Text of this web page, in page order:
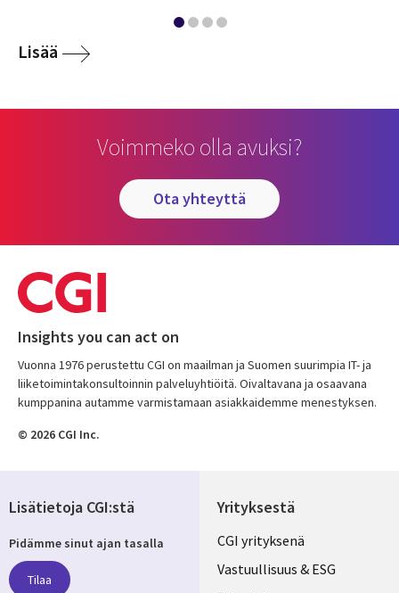
Lisää
Voimmeko olla avuksi?
ota yhteyttä
Insights you can act on
Vuonna 1976 perustettu CGI on maailman ja Suomen suurimpia IT- ja
liiketoimintakonsultoinnin palveluyhtiöitä. Oivaltavana ja osaavana
kumppanina autamme varmistamaan asiakkaidemme menestyksen.
© 2026 CGI Inc.
Yrityksestä
Useful
links
CGI yrityksenä
Vastuullisuus & ESG
Lisätietoja CGI:stä
Pidämme sinut ajan tasalla
Tilaa